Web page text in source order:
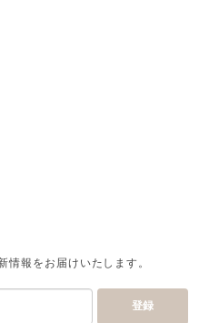
情報をお届けいたします。
登録